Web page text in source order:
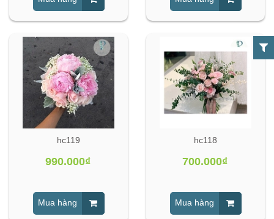
hc119
990.000₫
Mua hàng
hc118
700.000₫
Mua hàng